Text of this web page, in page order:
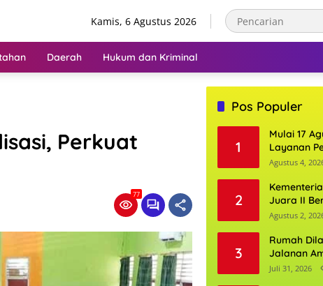
Kamis, 6 Agustus 2026
Daerah Hukum dan Kriminal
Perkuat
77
Pos Populer
1
Mulai 17
Layanan
di 15
Agustus 4,
2
Juara II
Gubernur
Agustus 2,
3
Rumah
Jalanan
Juli 31, 2026